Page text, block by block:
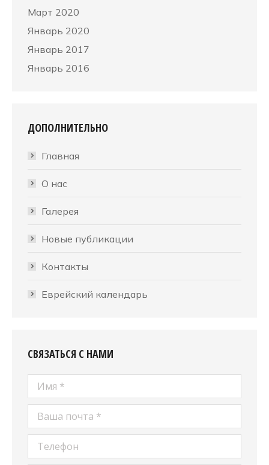
Март 2020
Январь 2020
Январь 2017
Январь 2016
ДОПОЛНИТЕЛЬНО
Главная
О нас
Галерея
Новые публикации
Контакты
Еврейский календарь
СВЯЗАТЬСЯ С НАМИ
Имя *
Ваша почта *
Телефон